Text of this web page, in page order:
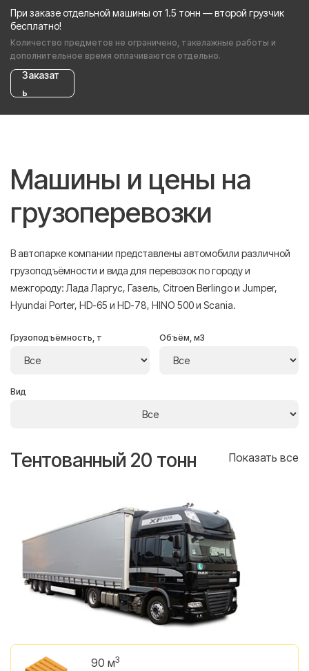
При заказе отдельной машины от 1.5 тонн — второй грузчик
бесплатно!
Количество предметов не ограничено, такелажные работы и
дополнительное время оплачиваются отдельно.
Заказат
ь
Машины и цены на
грузоперевозки
В автопарке компании представлены автомобили различной
грузоподъёмности и вида для перевозок по городу и
межгороду: Лада Ларгус, Газель, Citroen Berlingo и Jumper,
Hyundai Porter, HD-65 и HD-78, HINO 500 и Scania.
Грузоподъёмность, т Объём, м3
Вид
Тентованный 20 тонн Показать все
90 м3